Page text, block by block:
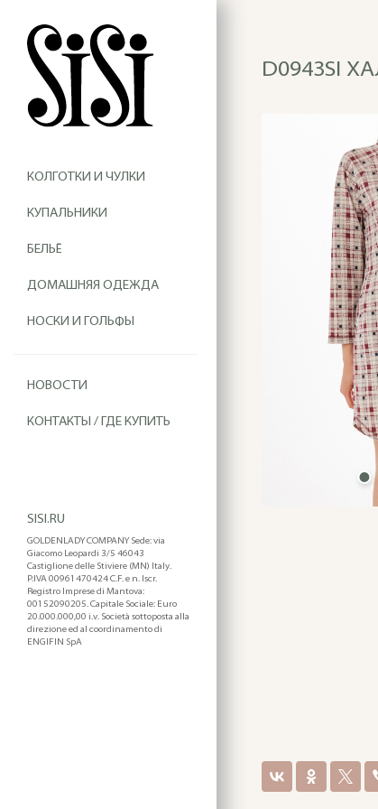
КОЛГОТКИ И ЧУЛКИ
КУПАЛЬНИКИ
БЕЛЬЁ
ДОМАШНЯЯ ОДЕЖДА
НОСКИ И ГОЛЬФЫ
НОВОСТИ
КОНТАКТЫ / ГДЕ КУПИТЬ
SISI.RU
GOLDENLADY COMPANY Sede: via
Giacomo Leopardi 3/5 46043
Castiglione delle Stiviere (MN) Italy.
P.IVA 00961470424 C.F. e n. Iscr.
Registro Imprese di Mantova:
00152090205. Capitale Sociale: Euro
20.000.000,00 i.v. Società sottoposta alla
direzione ed al coordinamento di
ENGIFIN SpA
D0943SI